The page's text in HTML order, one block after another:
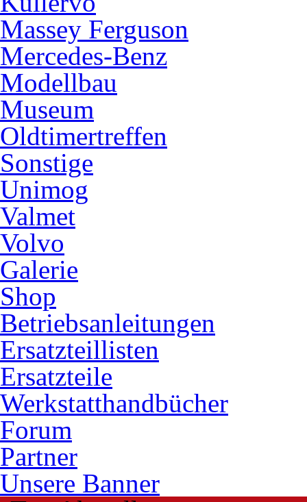
Massey Ferguson
Mercedes-Benz
Modellbau
Museum
Oldtimertreffen
Sonstige
Unimog
Valmet
Volvo
Galerie
Shop
Betriebsanleitungen
Ersatzteillisten
Ersatzteile
Werkstatthandbücher
Forum
Partner
Unsere Banner